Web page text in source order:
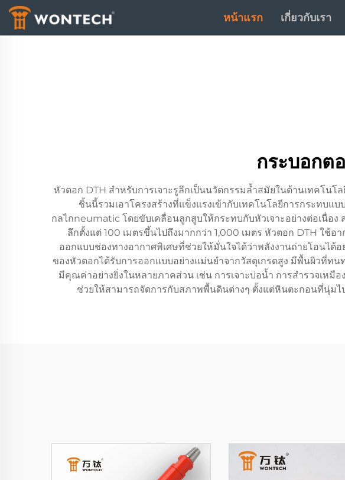
หน้าแรก เกี่ยวกับเรา
กระบอกต
หัวตอก DTH สำหรับการเจาะรูลึกเป็นนวัตกรรมล้ำสมัยในด้านเทคโน
ชิ้นนี้รวมเอาโครงสร้างที่แข็งแรงเข้ากับเทคโนโลยีการกระทบแ
กลไกneumatic โดยขับเคลื่อนลูกสูบให้กระทบกับหัวเจาะอย่างต่อเนื่อ
ลึกตั้งแต่ 100 เมตรขึ้นไปถึงมากกว่า 1,000 เมตร หัวตอก DTH ใช้
ออกแบบช่องทางอากาศพิเศษที่ช่วยให้มั่นใจได้ว่าพลังงานถ่ายโอนได้
ของหัวตอกได้รับการออกแบบอย่างแม่นยำจากวัสดุเกรดสูง มีพื้นผิวที่
มีคุณค่าอย่างยิ่งในหลายภาคส่วน เช่น การเจาะบ่อน้ำ การสำรวจเห
ช่วยให้สามารถจัดการกับสภาพพื้นดินต่างๆ ตั้งแต่หินตะกอนที่นุ่มไ